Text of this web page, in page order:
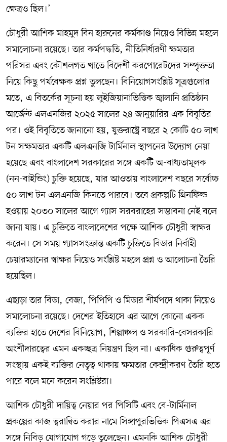
ক্ষেত্রও ছিল।’
চৌধুরী আশিক মাহমুদ বিন হারুনের কর্মকাণ্ড নিয়েও বিভিন্ন মহলে
সমালোচনা রয়েছে। তার কর্মপদ্ধতি, নীতিনির্ধারণী ক্ষমতার
পরিসর এবং কৌশলগত খাতে বিদেশী করপোরেটদের সম্পৃক্ততা
নিয়ে কিছু পর্যবেক্ষক প্রশ্ন তুলছেন। বিনিয়োগসংশ্লিষ্ট সূত্রগুলোর
মতে, এ বিতর্কের সূচনা হয় লুইজিয়ানাভিত্তিক জ্বালানি প্রতিষ্ঠান
আর্জেন্ট এলএনজির ২০২৫ সালের ২৪ জানুয়ারির এক বিবৃতির
পর। ওই বিবৃতিতে জানানো হয়, যুক্তরাষ্ট্রে বছরে ২ কোটি ৫০ লাখ
টন সক্ষমতার একটি এলএনজি টার্মিনাল স্থাপনের উদ্যোগ নেয়া
হয়েছে এবং বাংলাদেশ সরকারের সঙ্গে একটি অ-বাধ্যতামূলক
(নন-বাইন্ডিং) চুক্তি হয়েছে, যার আওতায় বাংলাদেশ বছরে সর্বোচ্চ
৫০ লাখ টন এলএনজি কিনতে পারবে। তবে প্রকল্পটি গ্রিনফিল্ড
হওয়ায় ২০৩০ সালের আগে গ্যাস সরবরাহের সম্ভাবনা নেই বলে
জানা যায়। এ চুক্তিতে বাংলাদেশের পক্ষে আশিক চৌধুরী স্বাক্ষর
করেন। সে সময় গ্যাসসংক্রান্ত একটি চুক্তিতে বিডার নির্বাহী
চেয়ারম্যানের স্বাক্ষর নিয়েও সংশ্লিষ্ট মহলে প্রশ্ন ও আলোচনা তৈরি
হয়েছিল।
এছাড়া তার বিডা, বেজা, পিপিপি ও মিডার শীর্ষপদে থাকা নিয়েও
সমালোচনা রয়েছে। দেশের ইতিহাসে এর আগে কোনো একক
ব্যক্তির হাতে দেশের বিনিয়োগ, শিল্পাঞ্চল ও সরকারি-বেসরকারি
অংশীদারত্বের এমন একচ্ছত্র নিয়ন্ত্রণ ছিল না। একাধিক গুরুত্বপূর্ণ
সংস্থায় একই ব্যক্তির নেতৃত্ব থাকায় ক্ষমতার কেন্দ্রীকরণ তৈরি হতে
পারে বলে মনে করেন সংশ্লিষ্টরা।
আশিক চৌধুরী দায়িত্ব নেয়ার পর পিসিটি এবং বে-টার্মিনাল
প্রকল্পের কাজ ত্বরান্বিত করার নামে সিঙ্গাপুরভিত্তিক পিএসএ এর
সঙ্গে নিবিড় যোগাযোগ গড়ে তুলেছেন। এমনকি আশিক চৌধুরী